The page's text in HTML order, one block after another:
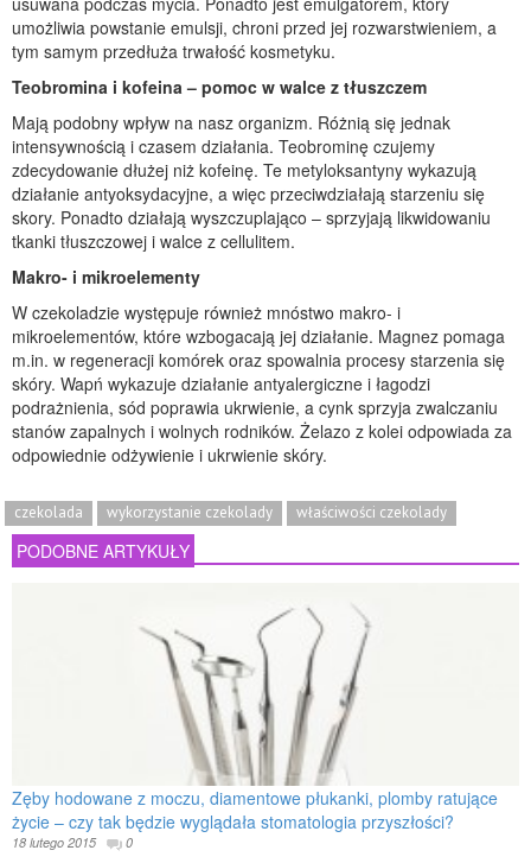
umożliwia powstanie emulsji, chroni przed jej rozwarstwieniem, a
tym samym przedłuża trwałość kosmetyku.
Teobromina i kofeina – pomoc w walce z tłuszczem
Mają podobny wpływ na nasz organizm. Różnią się jednak
intensywnością i czasem działania. Teobrominę czujemy
zdecydowanie dłużej niż kofeinę. Te metyloksantyny wykazują
działanie antyoksydacyjne, a więc przeciwdziałają starzeniu się
skory. Ponadto działają wyszczuplająco – sprzyjają likwidowaniu
tkanki tłuszczowej i walce z cellulitem.
Makro- i mikroelementy
W czekoladzie występuje również mnóstwo makro- i
mikroelementów, które wzbogacają jej działanie. Magnez pomaga
m.in. w regeneracji komórek oraz spowalnia procesy starzenia się
skóry. Wapń wykazuje działanie antyalergiczne i łagodzi
podrażnienia, sód poprawia ukrwienie, a cynk sprzyja zwalczaniu
stanów zapalnych i wolnych rodników. Żelazo z kolei odpowiada za
odpowiednie odżywienie i ukrwienie skóry.
czekolada wykorzystanie czekolady właściwości czekolady
PODOBNE ARTYKUŁY
Zęby hodowane z moczu, diamentowe płukanki, plomby ratujące
życie – czy tak będzie wyglądała stomatologia przyszłości?
18 lutego 2015 0